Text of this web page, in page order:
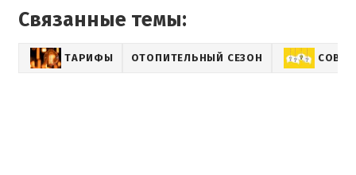
Связанные темы:
ТАРИФЫ ОТОПИТЕЛЬНЫЙ СЕЗОН